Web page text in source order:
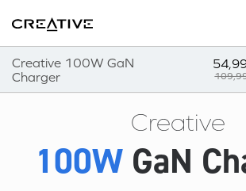
Creative 100W GaN
Charger
Retour en Haut
Creative
100W GaN